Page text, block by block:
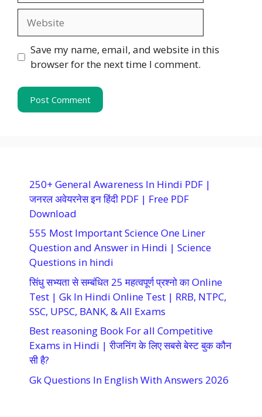
Save my name, email, and website in this
browser for the next time I comment.
250+ General Awareness In Hindi PDF |
जनरल अवेयरनेस इन हिंदी PDF | Free PDF
Download
555 Most Important Science One Liner
Question and Answer in Hindi | Science
Questions in hindi
सिंधु सभ्यता से सम्बंधित 25 महत्वपूर्ण प्रश्नो का Online
Test | Gk In Hindi Online Test | RRB, NTPC,
SSC, UPSC, BANK, & All Exams
Best reasoning Book For all Competitive
Exams in Hindi | रीजनिंग के लिए सबसे बेस्ट बुक कौन
सी है?
Gk Questions In English With Answers 2026